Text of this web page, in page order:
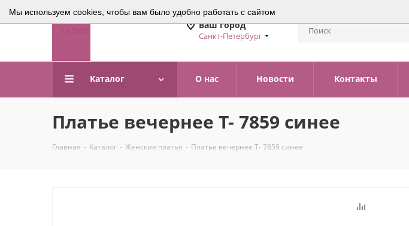
Мы используем cookies, чтобы вам было удобно работать с сайтом
Ваш город
Санкт-Петербург
Каталог О нас Новости Контакты
Платье вечернее Т- 7859 синее
Главная - Каталог - Женские платья - Платье вечернее Т- 7859 синее